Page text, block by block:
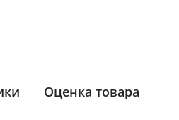
Оценка товара